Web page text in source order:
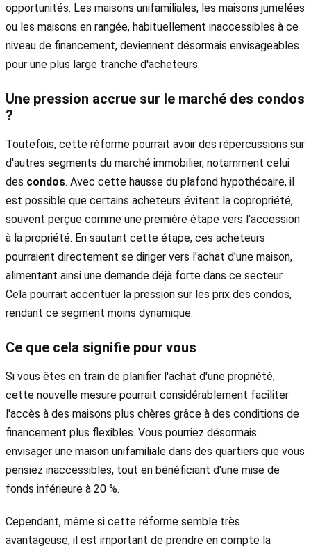
opportunités. Les maisons unifamiliales, les maisons jumelées
ou les maisons en rangée, habituellement inaccessibles à ce
niveau de financement, deviennent désormais envisageables
pour une plus large tranche d'acheteurs.
Une pression accrue sur le marché des condos
?
Toutefois, cette réforme pourrait avoir des répercussions sur
d'autres segments du marché immobilier, notamment celui
des condos. Avec cette hausse du plafond hypothécaire, il
est possible que certains acheteurs évitent la copropriété,
souvent perçue comme une première étape vers l'accession
à la propriété. En sautant cette étape, ces acheteurs
pourraient directement se diriger vers l'achat d'une maison,
alimentant ainsi une demande déjà forte dans ce secteur.
Cela pourrait accentuer la pression sur les prix des condos,
rendant ce segment moins dynamique.
Ce que cela signifie pour vous
Si vous êtes en train de planifier l'achat d'une propriété,
cette nouvelle mesure pourrait considérablement faciliter
l'accès à des maisons plus chères grâce à des conditions de
financement plus flexibles. Vous pourriez désormais
envisager une maison unifamiliale dans des quartiers que vous
pensiez inaccessibles, tout en bénéficiant d'une mise de
fonds inférieure à 20 %.
Cependant, même si cette réforme semble très
avantageuse, il est important de prendre en compte la